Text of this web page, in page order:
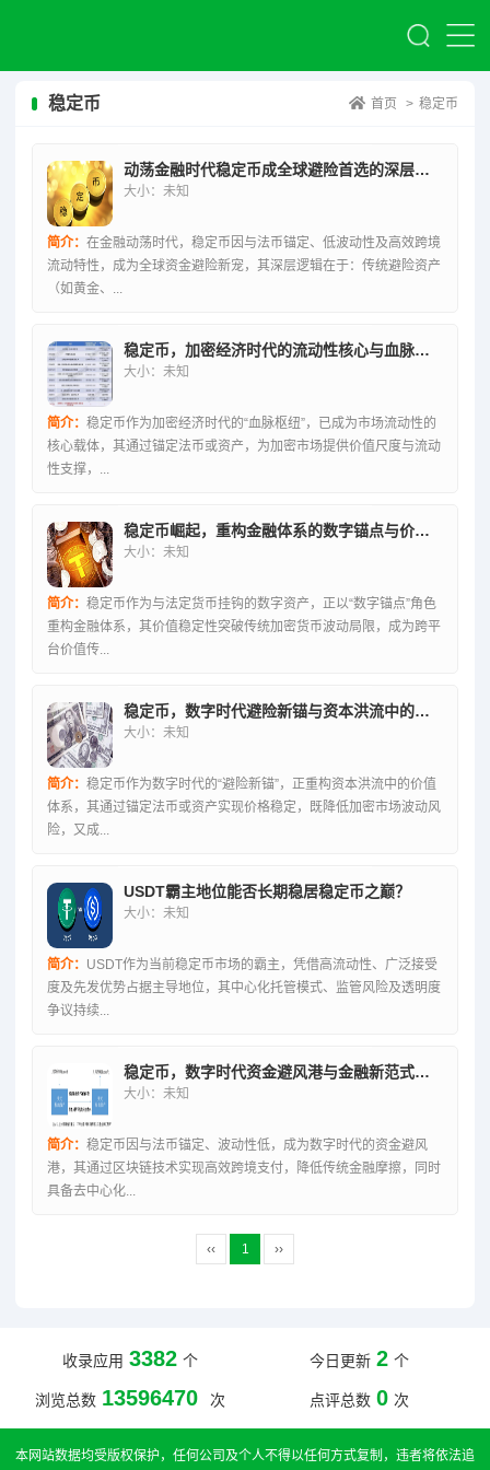
稳定币 首页 > 稳定币
动荡金融时代稳定币成全球避险首选的深层逻辑
大小：未知
简介： 在金融动荡时代，稳定币因与法币锚定、低波动性及高效跨境
流动特性，成为全球资金避险新宠，其深层逻辑在于：传统避险资产
（如黄金、...
稳定币，加密经济时代的流动性核心与血脉枢纽
大小：未知
简介： 稳定币作为加密经济时代的“血脉枢纽”，已成为市场流动性的
核心载体，其通过锚定法币或资产，为加密市场提供价值尺度与流动
性支撑，...
稳定币崛起，重构金融体系的数字锚点与价值传递新范式
大小：未知
简介： 稳定币作为与法定货币挂钩的数字资产，正以“数字锚点”角色
重构金融体系，其价值稳定性突破传统加密货币波动局限，成为跨平
台价值传...
稳定币，数字时代避险新锚与资本洪流中的价值重构
大小：未知
简介： 稳定币作为数字时代的“避险新锚”，正重构资本洪流中的价值
体系，其通过锚定法币或资产实现价格稳定，既降低加密市场波动风
险，又成...
USDT霸主地位能否长期稳居稳定币之巅？
大小：未知
简介： USDT作为当前稳定币市场的霸主，凭借高流动性、广泛接受
度及先发优势占据主导地位，其中心化托管模式、监管风险及透明度
争议持续...
稳定币，数字时代资金避风港与金融新范式解析
大小：未知
简介： 稳定币因与法币锚定、波动性低，成为数字时代的资金避风
港，其通过区块链技术实现高效跨境支付，降低传统金融摩擦，同时
具备去中心化...
‹‹ 1 ››
收录应用 3382 个 今日更新 2 个
浏览总数 13596470 次 点评总数 0 次
本网站数据均受版权保护，任何公司及个人不得以任何方式复制，违者将依法追